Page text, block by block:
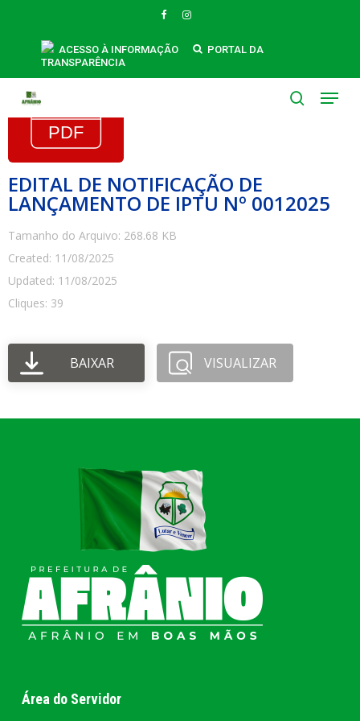
FACEBOOKINSTAGRAM
ACESSO À INFORMAÇÃO
PORTAL DA
TRANSPARÊNCIA
Menu
EDITAL DE NOTIFICAÇÃO DE
LANÇAMENTO DE IPTU Nº 0012025
Tamanho do Arquivo: 268.68 KB
Created: 11/08/2025
Updated: 11/08/2025
Cliques: 39
BAIXAR VISUALIZAR
Área do Servidor